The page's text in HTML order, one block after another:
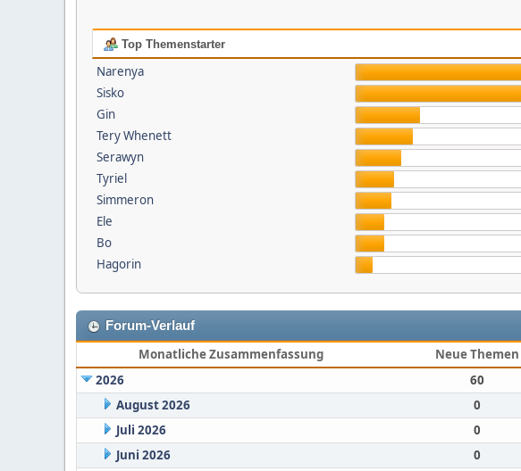
Top Themenstarter
Narenya
Sisko
Gin
Tery Whenett
Serawyn
Tyriel
Simmeron
Ele
Bo
Hagorin
Forum-Verlauf
Monatliche Zusammenfassung Neue Themen
2026
60
August 2026
0
Juli 2026
0
Juni 2026
0